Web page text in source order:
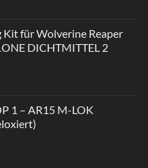
für Wolverine Reaper
DICHTMITTEL 2
1 – AR15 M-LOK